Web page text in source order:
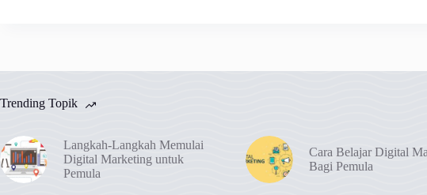
Trending Topik
Langkah-Langkah Memulai
Digital Marketing untuk
Pemula
Cara Belajar Digital
Bagi Pemula